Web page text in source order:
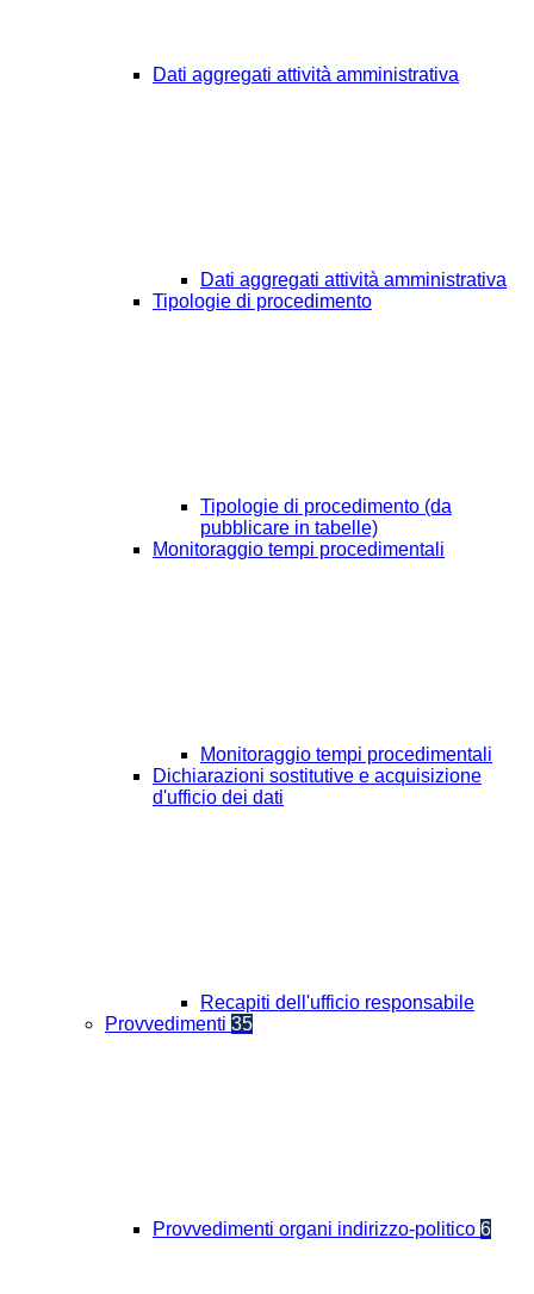
Dati aggregati attività amministrativa
Dati aggregati attività amministrativa
Tipologie di procedimento
Tipologie di procedimento (da
pubblicare in tabelle)
Monitoraggio tempi procedimentali
Monitoraggio tempi procedimentali
Dichiarazioni sostitutive e acquisizione
d'ufficio dei dati
Recapiti dell'ufficio responsabile
Provvedimenti 35
Provvedimenti organi indirizzo-politico 6